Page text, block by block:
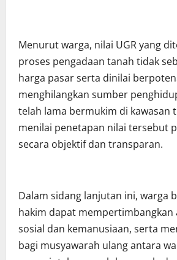
Menurut warga, nilai UGR yang
proses pengadaan tanah tidak
harga pasar serta dinilai
menghilangkan sumber
telah lama bermukim di kawasan
menilai penetapan nilai tersebut
secara objektif dan transparan.
Dalam sidang lanjutan ini, warga
hakim dapat mempertimbangkan
sosial dan kemanusiaan, serta
bagi musyawarah ulang antara